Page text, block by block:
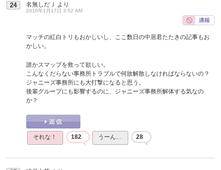
24 名無しだＪ より
2016年1月17日 3:52 AM
マッチの紅白トリもおかしいし、ここ数日の中居君たたきの記事もお
かしい。
誰かスマップを救って欲しい。
こんなくだらない事務所トラブルで何故解散しなければならないの？
ジャニーズ事務所にも大打撃になると思う。
後輩グループにも影響するのに、ジャニーズ事務所解体する気なの
か？
それな！ 182 うーん… 28